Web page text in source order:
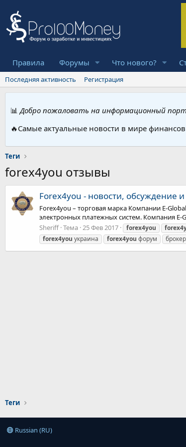
Правила Форумы Что нового?
Последняя активность Регистрация
📊 Добро пожаловать на информационный
🔥Самые актуальные новости в мире
Теги
forex4you отзывы
Forex4you - новости, обсуждение
Forex4you – торговая марка Компании E-
электронных платежных систем. Компания E-
Sheriff Тема 25 Фев 2017 forex4you
forex4you украина forex4you форум
Теги
Russian (RU)